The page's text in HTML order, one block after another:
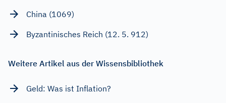
China (1069)
Byzantinisches Reich (12. 5. 912)
Weitere Artikel aus der Wissensbibliothek
Geld: Was ist Inflation?